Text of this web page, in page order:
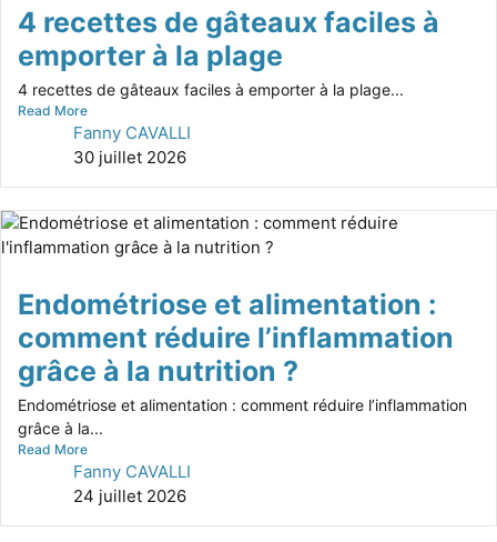
4 recettes de gâteaux faciles à
emporter à la plage
4 recettes de gâteaux faciles à emporter à la plage...
Read More
Fanny CAVALLI
30 juillet 2026
Endométriose et alimentation :
comment réduire l’inflammation
grâce à la nutrition ?
Endométriose et alimentation : comment réduire l’inflammation
grâce à la...
Read More
Fanny CAVALLI
24 juillet 2026